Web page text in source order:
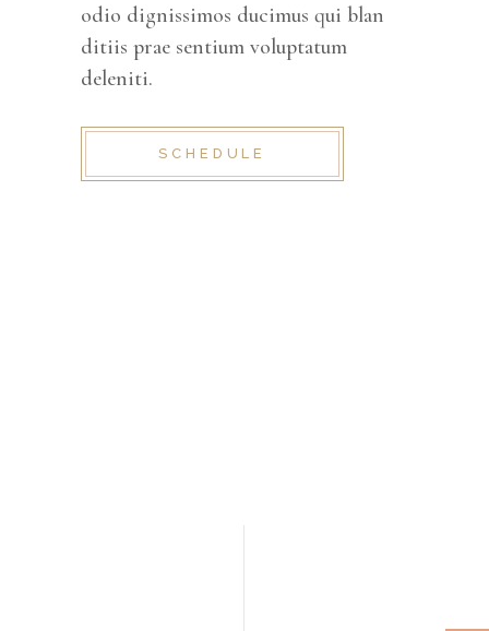
odio dignissimos ducimus qui blan
ditiis prae sentium voluptatum
deleniti.
SCHEDULE